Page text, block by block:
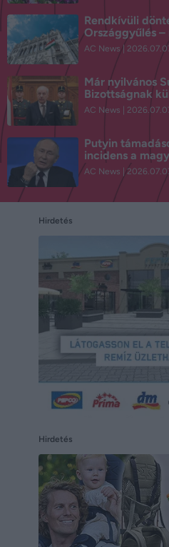
Rendkívüli
Országgyűlés
AC News
Már nyilvános
Bizottságnak
AC News
Putyin
incidens a
AC News
Hirdetés
Hirdetés